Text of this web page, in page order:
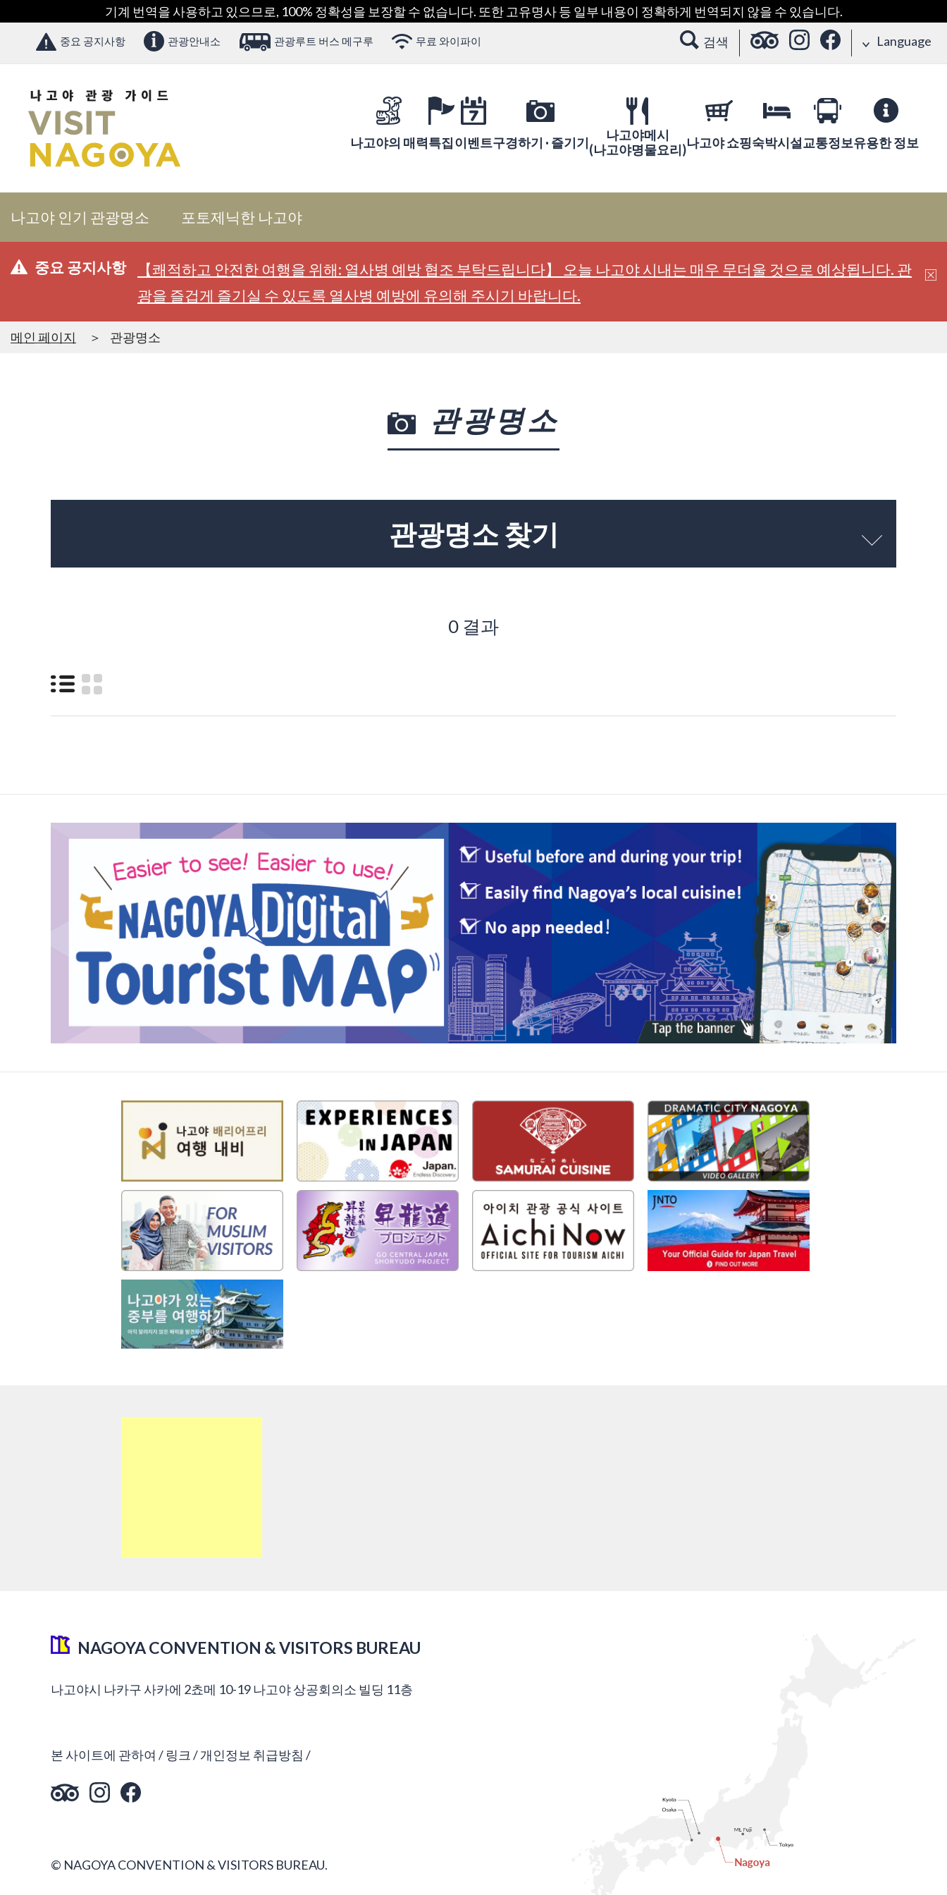
기계 번역을 사용하고 있으므로, 100% 정확성을 보장할 수 없습니다. 또한 고유명사 등 일부 내용이 정확하게 번역되지 않을 수 있습니다.
중요 공지사항 관광안내소 관광루트 버스 메구루 무료 와이파이 검색 Language
나고야의 매력특집이벤트구경하기 · 즐기기
나고야메시
(나고야명물요리)나고야 쇼핑숙박시설교통정보유용한 정보
나고야 인기 관광명소 포토제닉한 나고야
중요 공지사항
【쾌적하고 안전한 여행을 위해: 열사병 예방 협조 부탁드립니다】 오늘 나고야 시내는 매우 무더울 것으로 예상됩니다. 관
광을 즐겁게 즐기실 수 있도록 열사병 예방에 유의해 주시기 바랍니다.
메인 페이지 관광명소
관광명소
관광명소 찾기
0 결과
NAGOYA CONVENTION & VISITORS BUREAU
나고야시 나카구 사카에 2쵸메 10-19 나고야 상공회의소 빌딩 11층
본 사이트에 관하여 링크 개인정보 취급방침
© NAGOYA CONVENTION & VISITORS BUREAU.